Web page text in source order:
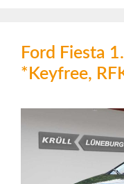
Ford Fiesta
*Keyfree,